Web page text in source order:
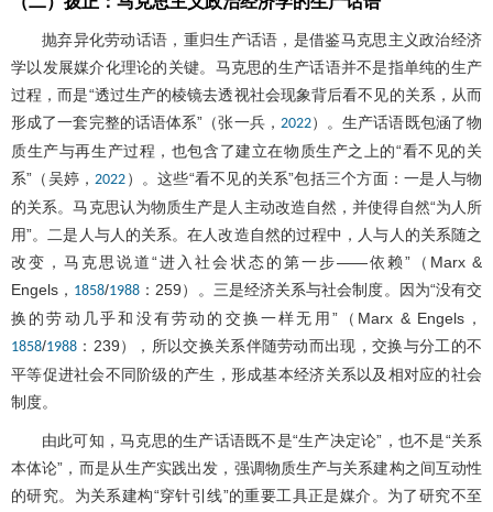
抛弃异化劳动话语，重归生产话语，是借鉴马克思主义政治经济
学以发展媒介化理论的关键。马克思的生产话语并不是指单纯的生产
过程，而是“透过生产的棱镜去透视社会现象背后看不见的关系，从而
形成了一套完整的话语体系”（张一兵， 2022）。生产话语既包涵了物
质生产与再生产过程，也包含了建立在物质生产之上的“看不见的关
系”（吴婷， 2022 ）。这些“看不见的关系”包括三个方面：一是人与物
的关系。马克思认为物质生产是人主动改造自然，并使得自然“为人所
用”。二是人与人的关系。在人改造自然的过程中，人与人的关系随之
改变，马克思说道“进入社会状态的第一步——依赖”（Marx &
Engels， 1858/1988 ：259）。三是经济关系与社会制度。因为“没有交
换的劳动几乎和没有劳动的交换一样无用”（Marx & Engels，
1858/1988 ：239），所以交换关系伴随劳动而出现，交换与分工的不
平等促进社会不同阶级的产生，形成基本经济关系以及相对应的社会
制度。
由此可知，马克思的生产话语既不是“生产决定论”，也不是“关系
本体论”，而是从生产实践出发，强调物质生产与关系建构之间互动性
的研究。为关系建构“穿针引线”的重要工具正是媒介。为了研究不至